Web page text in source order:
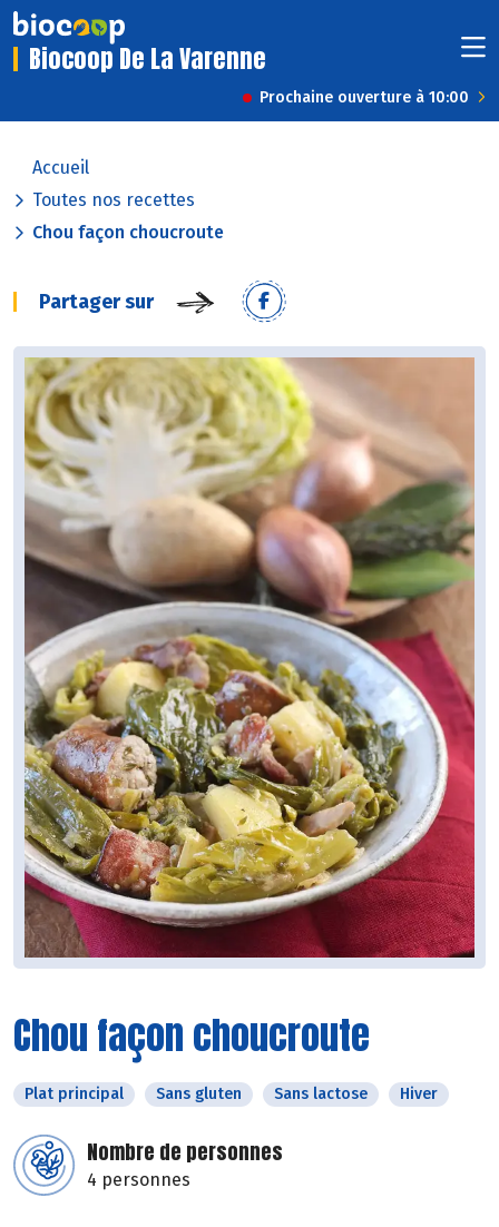
Biocoop De La Varenne
Prochaine ouverture à 10:00
Accueil
Toutes nos recettes
Chou façon choucroute
Partager sur
Chou façon choucroute
Plat principal Sans gluten Sans lactose Hiver
Nombre de personnes
4 personnes